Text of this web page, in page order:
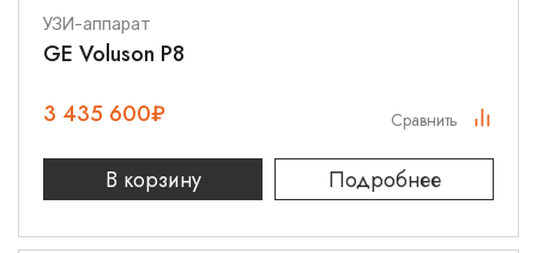
УЗИ-аппарат
GE Voluson P8
3 435 600₽
В корзину Подробнее
Сравнить